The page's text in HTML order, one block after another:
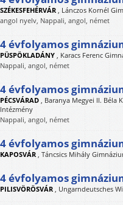
SZÉKESFEHÉRVÁR , Lánczos Kornél
angol nyelv, Nappali, angol, német
4 évfolyamos
PÜSPÖKLADÁNY , Karacs Ferenc
Nappali, angol, német
4 évfolyamos
PÉCSVÁRAD , Baranya Megyei II. Béla
Intézmény
Nappali, angol, német
4 évfolyamos
KAPOSVÁR, Táncsics Mihály
4 évfolyamos
PILISVÖRÖSVÁR , Ungarndeutsches